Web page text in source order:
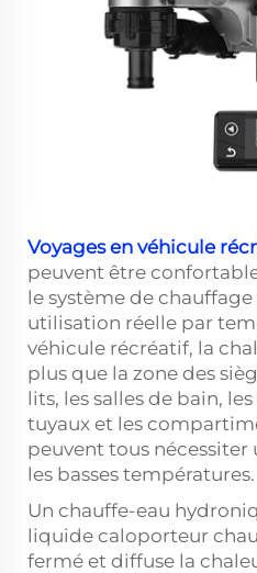
Voyages en véhicule
peuvent être
le système de
utilisation réelle par
véhicule récréatif, la
plus que la zone des
lits, les salles de bain,
tuyaux et les
peuvent tous
les basses températures.
Un chauffe-eau
liquide caloporteur
fermé et diffuse la